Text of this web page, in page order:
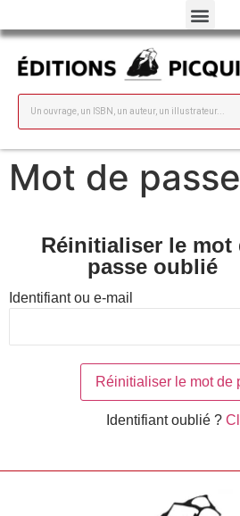
Mot de
Réinitialiser le mot
passe oublié
Identifiant ou e-mail
Identifiant oublié ?